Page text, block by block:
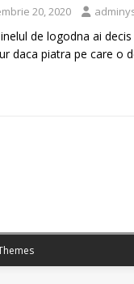
20, 2020
de logodna ai
daca piatra pe care o